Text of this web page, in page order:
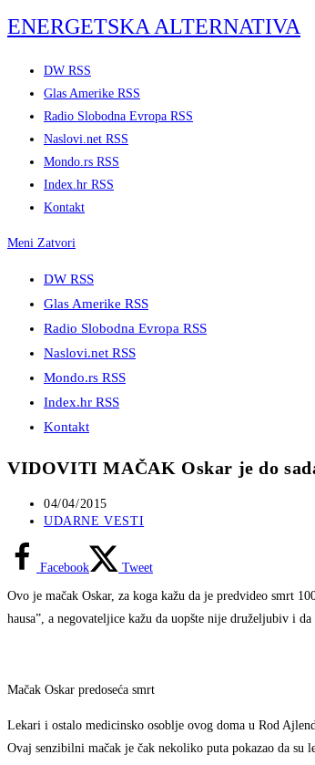
Skip
to
ENERGETSKA ALTERNATIVA
DW RSS
Glas Amerike RSS
Radio Slobodna Evropa RSS
Naslovi.net RSS
Mondo.rs RSS
Index.hr RSS
Kontakt
Meni Zatvori
DW RSS
Glas Amerike RSS
Radio Slobodna Evropa RSS
Naslovi.net RSS
Mondo.rs RSS
Index.hr RSS
Kontakt
VIDOVITI MAČAK Oskar je do
Post
published:
04/04/2015
Post
UDARNE VESTI
Facebook Tweet
Ovo je mačak Oskar, za koga kažu da je predvideo smrt
hausa”, a negovateljice kažu da uopšte nije druželjubiv i
Mačak Oskar predoseća smrt
Lekari i ostalo medicinsko osoblje ovog doma u Rod
Ovaj senzibilni mačak je čak nekoliko puta pokazao da su